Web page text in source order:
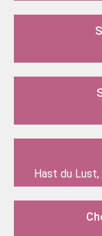
Hast du